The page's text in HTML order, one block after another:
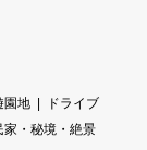
園地
ドライブ
家・秘境・絶景